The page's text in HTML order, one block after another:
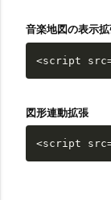
音楽地図の表示
<script
図形連動拡張
<script